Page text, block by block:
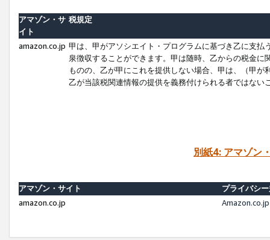
アマゾン・サ
イト
税規定
amazon.co.jp 甲は、甲がアソシエイト・プログラムに基づき乙に支
泉徴収することができます。甲は随時、乙からの税金
ものの、乙が甲にこれを提供しない場合、甲は、（甲
乙が当該税関連情報の提供を義務付けられる者ではな
別紙4: アマゾン
アマゾン・サイト
プライバシ
amazon.co.jp